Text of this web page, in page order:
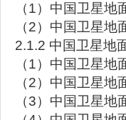
（1）中国卫星地
（2）中国卫星地
2.1.2 中国卫星地
（1）中国卫星地
（2）中国卫星地
（3）中国卫星地